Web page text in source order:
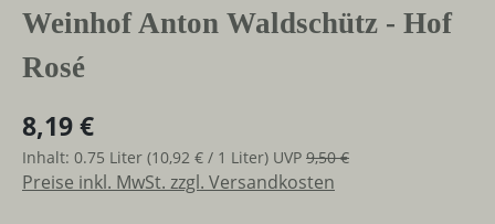
Weinhof Anton Waldschütz - Hof
Rosé
8,19 €
Inhalt: 0.75 Liter (10,92 € / 1 Liter) UVP 9,50 €
Preise inkl. MwSt. zzgl. Versandkosten